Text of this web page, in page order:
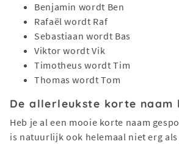
Benjamin wordt Ben
Rafaël wordt Raf
Sebastiaan wordt Bas
Viktor wordt Vik
Timotheus wordt Tim
Thomas wordt Tom
De allerleukste korte naam
Heb je al een mooie korte naam
is natuurlijk ook helemaal niet erg